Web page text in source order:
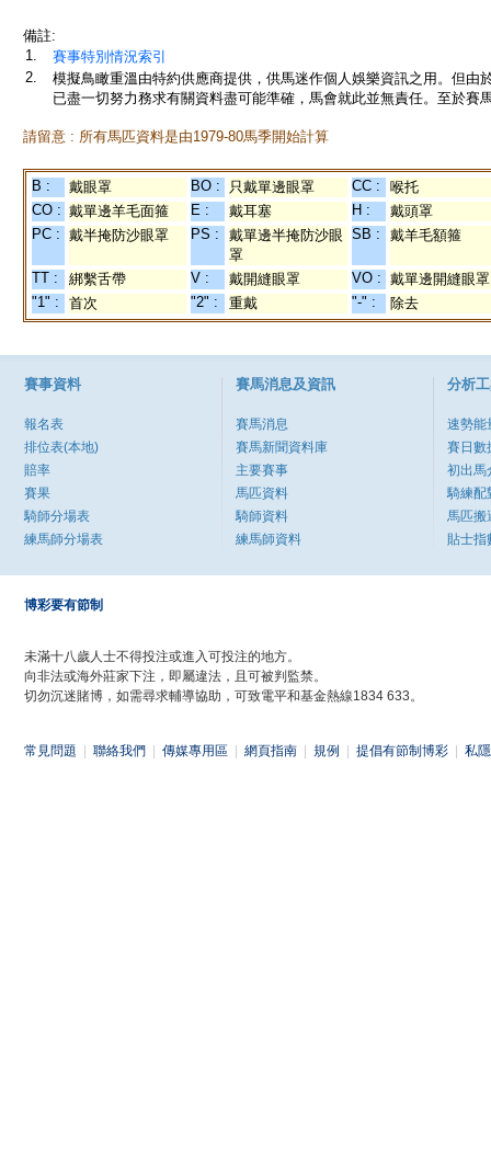
備註:
1.
賽事特別情況索引
2.
模擬鳥瞰重溫由特約供應商提供，供馬迷作個人娛樂資訊之用。但
已盡一切努力務求有關資料盡可能準確，馬會就此並無責任。至於賽
請留意 : 所有馬匹資料是由1979-80馬季開始計算
B : 戴眼罩 BO : 只戴單邊眼罩 CC :
喉托
CO : 戴單邊羊毛面箍 E : 戴耳塞 H :
戴頭罩
PC : 戴半掩防沙眼罩 PS :
戴單邊半掩防沙眼
罩
SB : 戴羊毛額箍
TT : 綁繫舌帶 V : 戴開縫眼罩 VO : 戴單邊開縫眼罩
"1" :
首次 "2" : 重戴 "-" : 除去
賽事資料
報名表
排位表(本地)
賠率
賽果
騎師分場表
練馬師分場表
賽馬消息及資訊
賽馬消息
賽馬新聞資料庫
主要賽事
馬匹資料
騎師資料
練馬師資料
分析
速勢能
賽日數
初出馬
騎練配
馬匹搬
貼士指
博彩要有節制
未滿十八歲人士不得投注或進入可投注的地方。
向非法或海外莊家下注，即屬違法，且可被判監禁。
切勿沉迷賭博，如需尋求輔導協助，可致電平和基金熱線1834 633。
常見問題 聯絡我們 傳媒專用區 網頁指南 規例 提倡有節制博彩 私